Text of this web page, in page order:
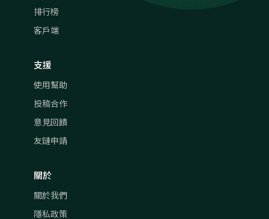
排行榜
客戶端
支援
使用幫助
投稿合作
意見回饋
友鏈申請
關於
關於我們
隱私政策